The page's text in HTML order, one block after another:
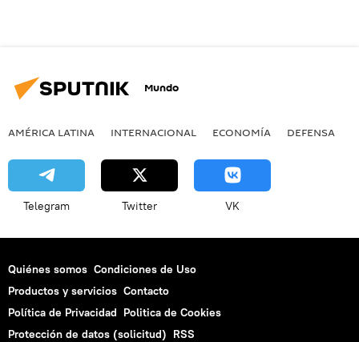
Mundo
AMÉRICA LATINA INTERNACIONAL ECONOMÍA DEFENSA
Telegram Twitter VK
Quiénes somos Condiciones de Uso
Productos y servicios Contacto
Política de Privacidad Politica de Cookies
Protección de datos (solicitud) RSS